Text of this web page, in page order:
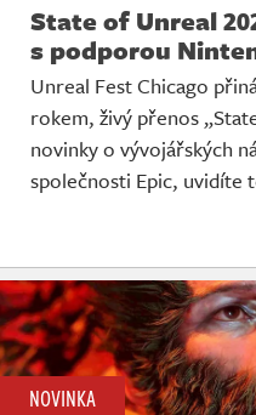
State of Unreal
s podporou
Unreal Fest Chicago
rokem, živý přenos
novinky o vývojářských
společnosti Epic, uvidíte
NOVINKA